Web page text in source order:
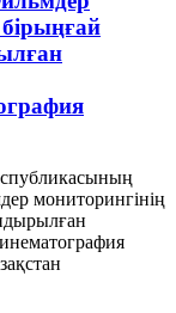
мониторингінің